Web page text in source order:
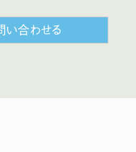
い合わせる